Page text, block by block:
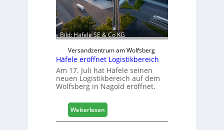
e
n
b
a
u
d
i
g
i
t
i
Bild: Häfele SE & Co KG
Versandzentrum am Wolfsberg
Häfele eröffnet Logistikbereich
Am 17. Juli hat Häfele seinen
neuen Logistikbereich auf dem
Wolfsberg in Nagold eröffnet.
Weiterlesen:
H